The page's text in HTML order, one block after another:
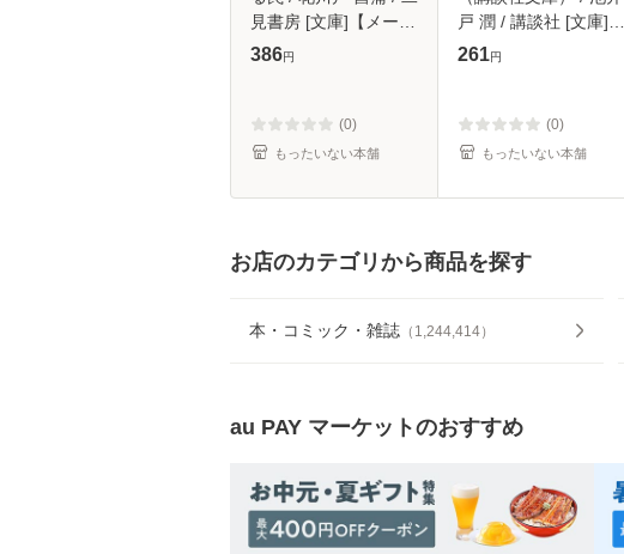
見書房 [文庫]【メール
便送料無料】
386円
(0)
もったいない本舗
戸 潤 / 講談社 [文庫]
【メール便送料無料】
261円
(0)
もったいない本舗
お店のカテゴリから商品を探す
本・コミック・雑誌 （ 1,244,414）
au PAY マーケットのおすすめ